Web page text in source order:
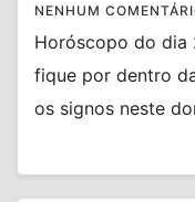
NENHUM
Horóscopo do dia
fique por dentro
os signos neste